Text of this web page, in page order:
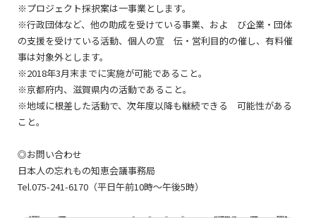
※プロジェクト採択案は一事業とします。
※行政団体など、他の助成を受けている事業、およ び企業・団体
の支援を受けている活動、個人の宣 伝・営利目的の催し、有料催
事は対象外とします。
※2018年3月末までに実施が可能であること。
※京都府内、滋賀県内の活動であること。
※地域に根差した活動で、次年度以降も継続できる 可能性がある
こと。
◎お問い合わせ
日本人の忘れもの知恵会議事務局
Tel.075-241-6170（平日午前10時～午後5時）